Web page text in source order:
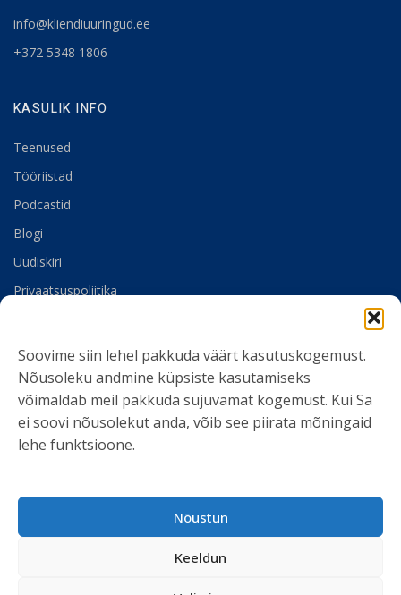
Soovime siin lehel pakkuda väärt kasutuskogemust.
Nõusoleku andmine küpsiste kasutamiseks
võimaldab meil pakkuda sujuvamat kogemust. Kui Sa
ei soovi nõusolekut anda, võib see piirata mõningaid
lehe funktsioone.
Nõustun
Keeldun
info@kliendiuuringud.ee
+372 5348 1806
KASULIK INFO
Teenused
Tööriistad
Podcastid
Blogi
Uudiskiri
Privaatsuspoliitika
SOTSIAALMEEDIA
LIITU UUDISKIRJAGA
Ole kursis meie tegemistega. Peame kinni
ja ei spämmi.